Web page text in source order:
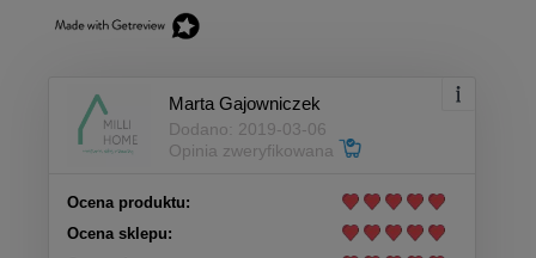
Marta Gajowniczek
Dodano: 2019-03-06
Opinia zweryfikowana
Ocena produktu:
Ocena sklepu: